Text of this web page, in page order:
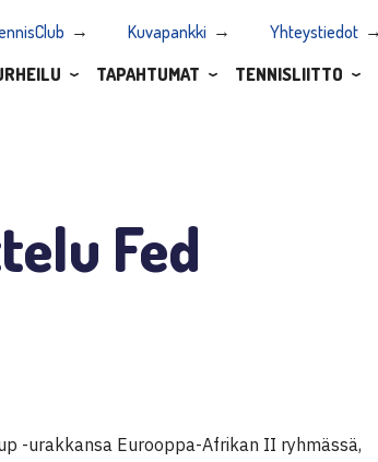
Kuvapankki Yhteystiedot
TAPAHTUMAT TENNISLIITTO
Fed
-urakkansa Eurooppa-Afrikan II ryhmässä,